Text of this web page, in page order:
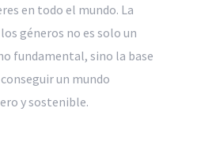
en todo el mundo. La
géneros no es solo un
fundamental, sino la base
un mundo
y sostenible.